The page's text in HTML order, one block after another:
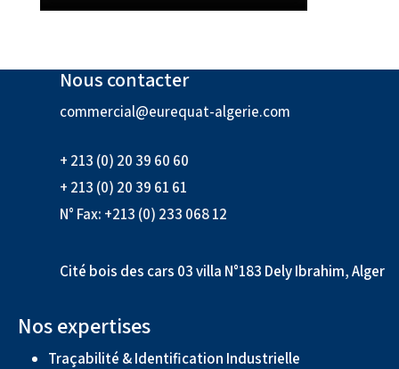
Nous contacter
commercial@eurequat-algerie.com
+ 213 (0) 20 39 60 60
+ 213 (0) 20 39 61 61
N° Fax: +213 (0) 233 068 12
Cité bois des cars 03 villa N°183 Dely Ibrahim, Alger
Nos expertises
Traçabilité & Identification Industrielle